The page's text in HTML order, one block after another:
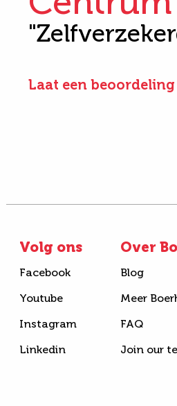
Laat een
Volg ons
Facebook
Youtube
Instagram
Linkedin
Over
Blog
Meer
FAQ
Join our